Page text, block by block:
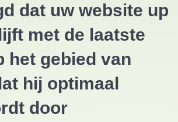
dat uw website up
met de laatste
het gebied van
hij optimaal
door